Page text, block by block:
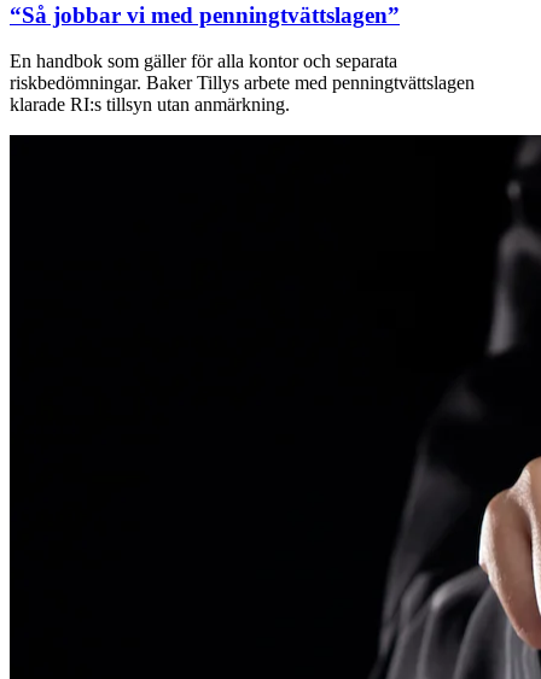
“Så jobbar vi med penningtvättslagen”
En handbok som gäller för alla kontor och separata
riskbedömningar. Baker Tillys arbete med penningtvättslagen
klarade RI:s tillsyn utan anmärkning.